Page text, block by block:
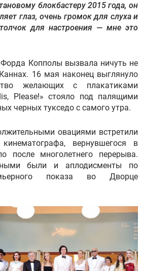
блокбастеру 2015 года, он
глаз, очень громок для слуха и
для настроения — мне это
Копполы вызвала ничуть не
16 мая наконец выглянуло
желающих с плакатиками
Please!» стояло под палящими
черных тукседо с самого утра.
овациями встретили
вернувшегося в
после многолетнего перерыва.
были и аплодисменты по
показа во Дворце